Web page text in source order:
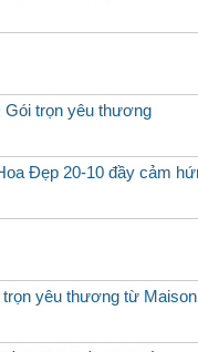
Gói trọn yêu thương
Đẹp 20-10 đầy cảm
yêu thương từ Maison